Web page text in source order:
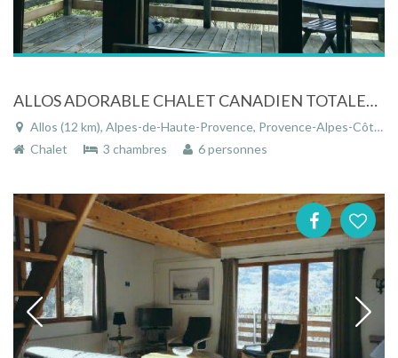
ALLOS ADORABLE CHALET CANADIEN TOTALEMENT EN BOIS DE RED CEDAR PLEINE VERDURE
Allos (12 km), Alpes-de-Haute-Provence, Provence-Alpes-Côte d'Azur, France
Chalet
3 chambres 6 personnes